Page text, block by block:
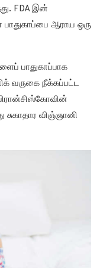
FDA இன்
பாதுகாப்பை ஆராய ஒரு
பாதுகாப்பாக
வருகை நீக்கப்பட்ட
விஞ்ஞானி